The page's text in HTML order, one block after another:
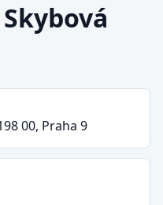
00, Praha 9